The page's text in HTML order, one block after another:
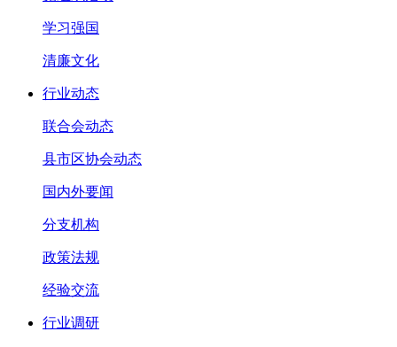
学习强国
清廉文化
行业动态
联合会动态
县市区协会动态
国内外要闻
分支机构
政策法规
经验交流
行业调研